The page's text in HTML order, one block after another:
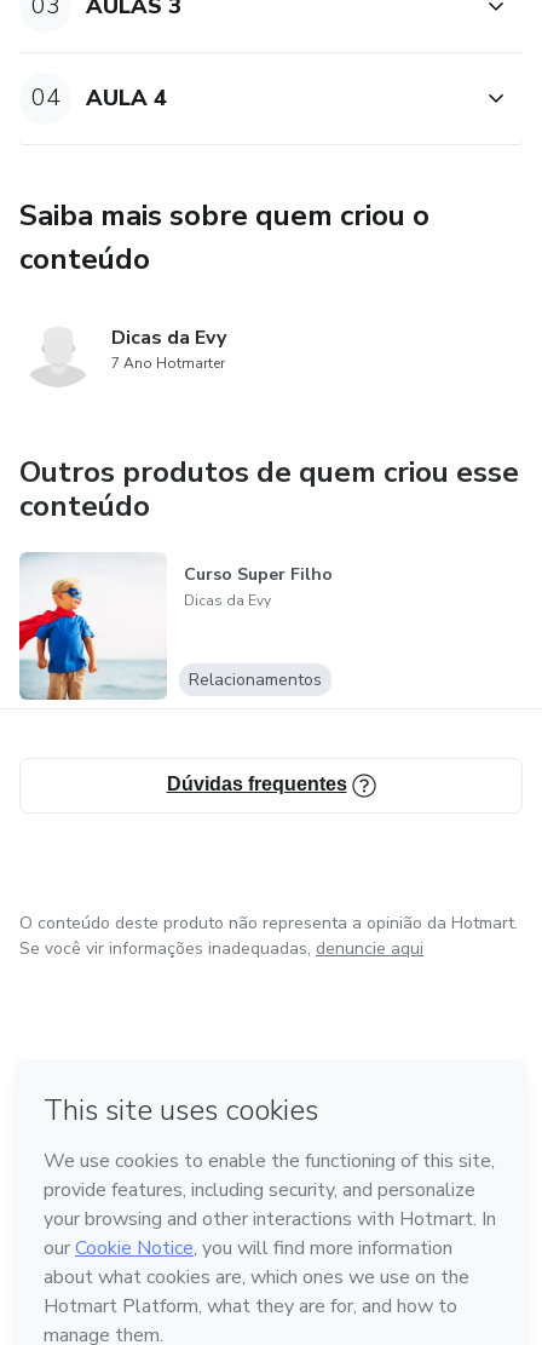
AULAS 3
04 AULA 4
Saiba mais sobre quem criou o
conteúdo
Dicas da Evy
7 Ano Hotmarter
Outros produtos de quem criou esse
conteúdo
Curso Super Filho
Dicas da Evy
Relacionamentos
Dúvidas frequentes
O conteúdo deste produto não representa a opinião da Hotmart.
Se você vir informações inadequadas, denuncie aqui
Feito com ❤
em Belo Horizonte
na Cidade do México
Conheça a Hotmart